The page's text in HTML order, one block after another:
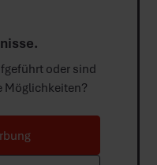
oder sind
Möglichkeiten?